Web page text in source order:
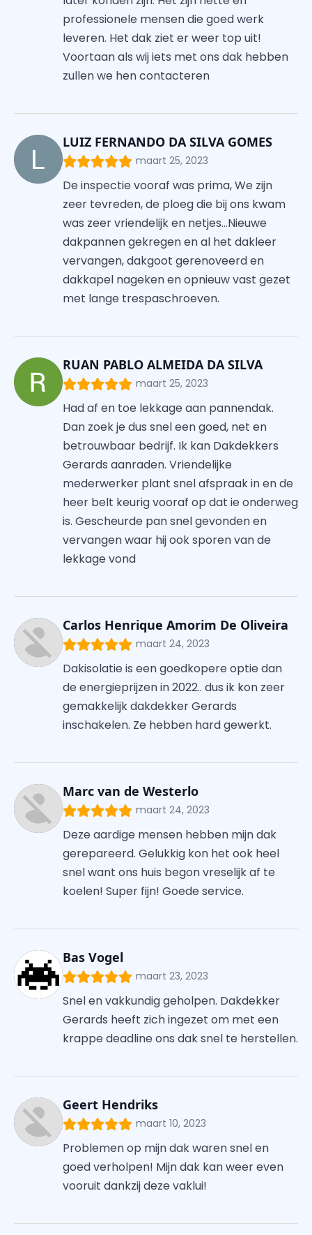
professionele mensen die goed werk
leveren. Het dak ziet er weer top uit!
Voortaan als wij iets met ons dak hebben
zullen we hen contacteren
LUIZ FERNANDO DA SILVA GOMES
maart 25, 2023
De inspectie vooraf was prima, We zijn
zeer tevreden, de ploeg die bij ons kwam
was zeer vriendelijk en netjes...Nieuwe
dakpannen gekregen en al het dakleer
vervangen, dakgoot gerenoveerd en
dakkapel nageken en opnieuw vast gezet
met lange trespaschroeven.
RUAN PABLO ALMEIDA DA SILVA
maart 25, 2023
Had af en toe lekkage aan pannendak.
Dan zoek je dus snel een goed, net en
betrouwbaar bedrijf. Ik kan Dakdekkers
Gerards aanraden. Vriendelijke
mederwerker plant snel afspraak in en de
heer belt keurig vooraf op dat ie onderweg
is. Gescheurde pan snel gevonden en
vervangen waar hij ook sporen van de
lekkage vond
Carlos Henrique Amorim De Oliveira
maart 24, 2023
Dakisolatie is een goedkopere optie dan
de energieprijzen in 2022.. dus ik kon zeer
gemakkelijk dakdekker Gerards
inschakelen. Ze hebben hard gewerkt.
Marc van de Westerlo
maart 24, 2023
Deze aardige mensen hebben mijn dak
gerepareerd. Gelukkig kon het ook heel
snel want ons huis begon vreselijk af te
koelen! Super fijn! Goede service.
Bas Vogel
maart 23, 2023
Snel en vakkundig geholpen. Dakdekker
Gerards heeft zich ingezet om met een
krappe deadline ons dak snel te herstellen.
Geert Hendriks
maart 10, 2023
Problemen op mijn dak waren snel en
goed verholpen! Mijn dak kan weer even
vooruit dankzij deze vaklui!